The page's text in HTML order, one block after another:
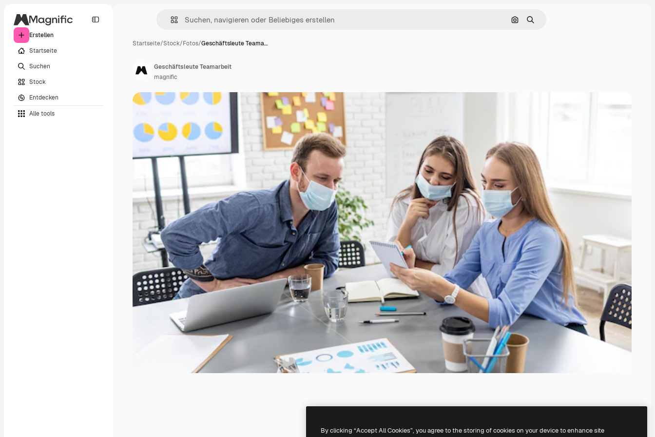
Erstellen
Startseite
Suchen
Stock
Entdecken
Alle tools
Nach Bild suchen
Suchen
Startseite/Stock/Fotos/Geschäftsleute Teama…
Geschäftsleute Teamarbeit
magnific
By clicking “Accept All Cookies”, you agree to the storing of cookies on your device to enhance site